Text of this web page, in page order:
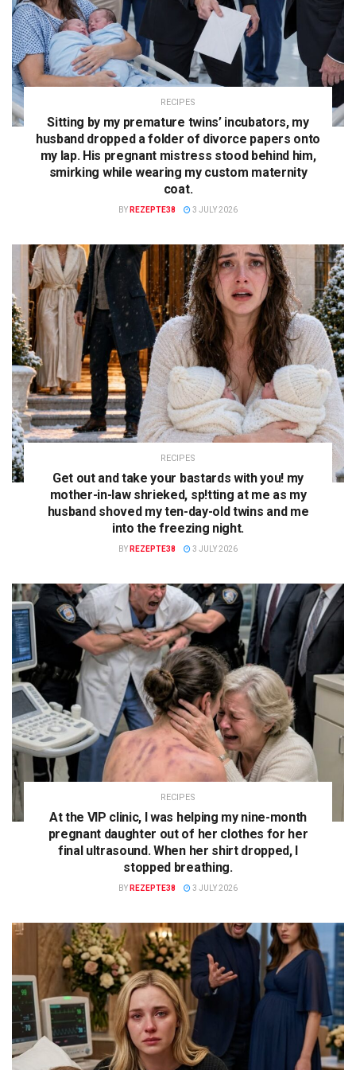
RECIPES
Sitting by my premature twins’ incubators, my
husband dropped a folder of divorce papers onto
my lap. His pregnant mistress stood behind him,
smirking while wearing my custom maternity
coat.
BY REZEPTE38 3 JULY 2026
RECIPES
Get out and take your bastards with you! my
mother-in-law shrieked, sp!tting at me as my
husband shoved my ten-day-old twins and me
into the freezing night.
BY REZEPTE38 3 JULY 2026
RECIPES
At the VIP clinic, I was helping my nine-month
pregnant daughter out of her clothes for her
final ultrasound. When her shirt dropped, I
stopped breathing.
BY REZEPTE38 3 JULY 2026